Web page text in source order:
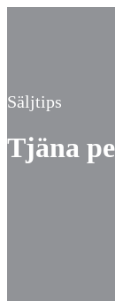
Säljtips
Tjäna